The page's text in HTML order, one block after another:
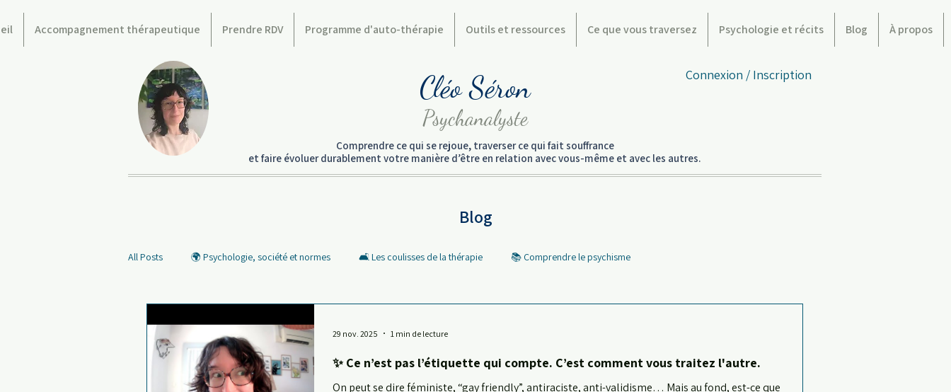
Accompagnement thérapeutique Prendre RDV Programme d'auto-thérapie Outils et ressources Ce que vous traversez Psychologie et récits Blog À propos
Cléo Séron Connexion / Inscription
Psychanalyste
Comprendre ce qui se rejoue, traverser ce qui fait souffrance
et faire évoluer durablement votre manière d’être en relation avec vous-même et avec les autres.
Blog
All Posts 🌍 Psychologie, société et normes 🛋️ Les coulisses de la thérapie 📚 Comprendre le psychisme
✨ De l’autre côté de l’écran ✨ Ce n’est pas l’étiquette qui compte. C’est comment vous traitez l'autre.
On peut se dire féministe, “gay friendly”, antiraciste, anti-validisme… Mais au fond, est-ce que
29 nov. 2025 1 min de lecture